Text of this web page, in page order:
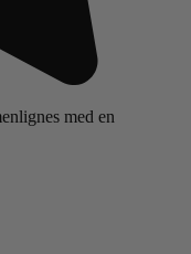
med en